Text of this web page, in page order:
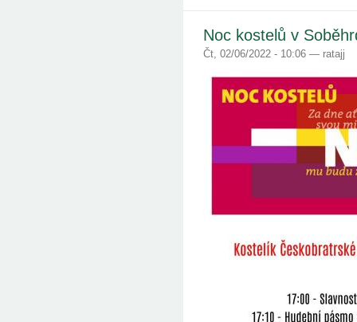
Noc kostelů v
Čt, 02/06/2022 - 10:06 — ratajj